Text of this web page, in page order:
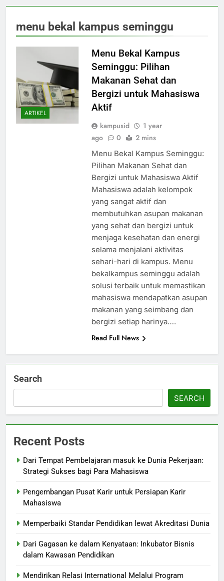
menu bekal kampus seminggu
ARTIKEL
Menu Bekal Kampus
Seminggu: Pilihan
Makanan Sehat dan
Bergizi untuk Mahasiswa
Aktif
kampusid
1 year
ago
0 2 mins
Menu Bekal Kampus Seminggu:
Pilihan Makanan Sehat dan
Bergizi untuk Mahasiswa Aktif
Mahasiswa adalah kelompok
yang sangat aktif dan
membutuhkan asupan makanan
yang sehat dan bergizi untuk
menjaga kesehatan dan energi
selama menjalani aktivitas
sehari-hari di kampus. Menu
bekalkampus seminggu adalah
solusi terbaik untuk memastikan
mahasiswa mendapatkan asupan
makanan yang seimbang dan
bergizi setiap harinya….
Read Full News
Search
SEARCH
Recent Posts
Dari Tempat Pembelajaran masuk ke Dunia Pekerjaan:
Strategi Sukses bagi Para Mahasiswa
Pengembangan Pusat Karir untuk Persiapan Karir
Mahasiswa
Memperbaiki Standar Pendidikan lewat Akreditasi Dunia
Dari Gagasan ke dalam Kenyataan: Inkubator Bisnis
dalam Kawasan Pendidikan
Mendirikan Relasi International Melalui Program